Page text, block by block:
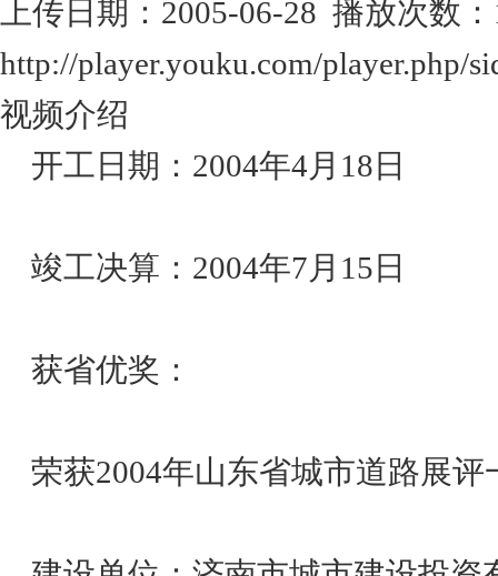
上传日期：2005-06-28 播放次数：
http://player.youku.com/player.php/
视频介绍
开工日期：2004年4月18日
竣工决算：2004年7月15日
获省优奖：
荣获2004年山东省城市道路展评